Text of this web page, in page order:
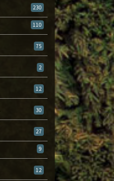
230
110
75
2
12
30
27
9
12